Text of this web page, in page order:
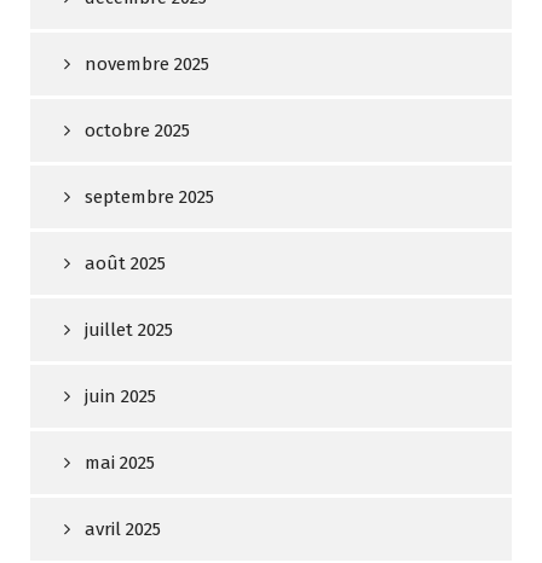
novembre 2025
octobre 2025
septembre 2025
août 2025
juillet 2025
juin 2025
mai 2025
avril 2025